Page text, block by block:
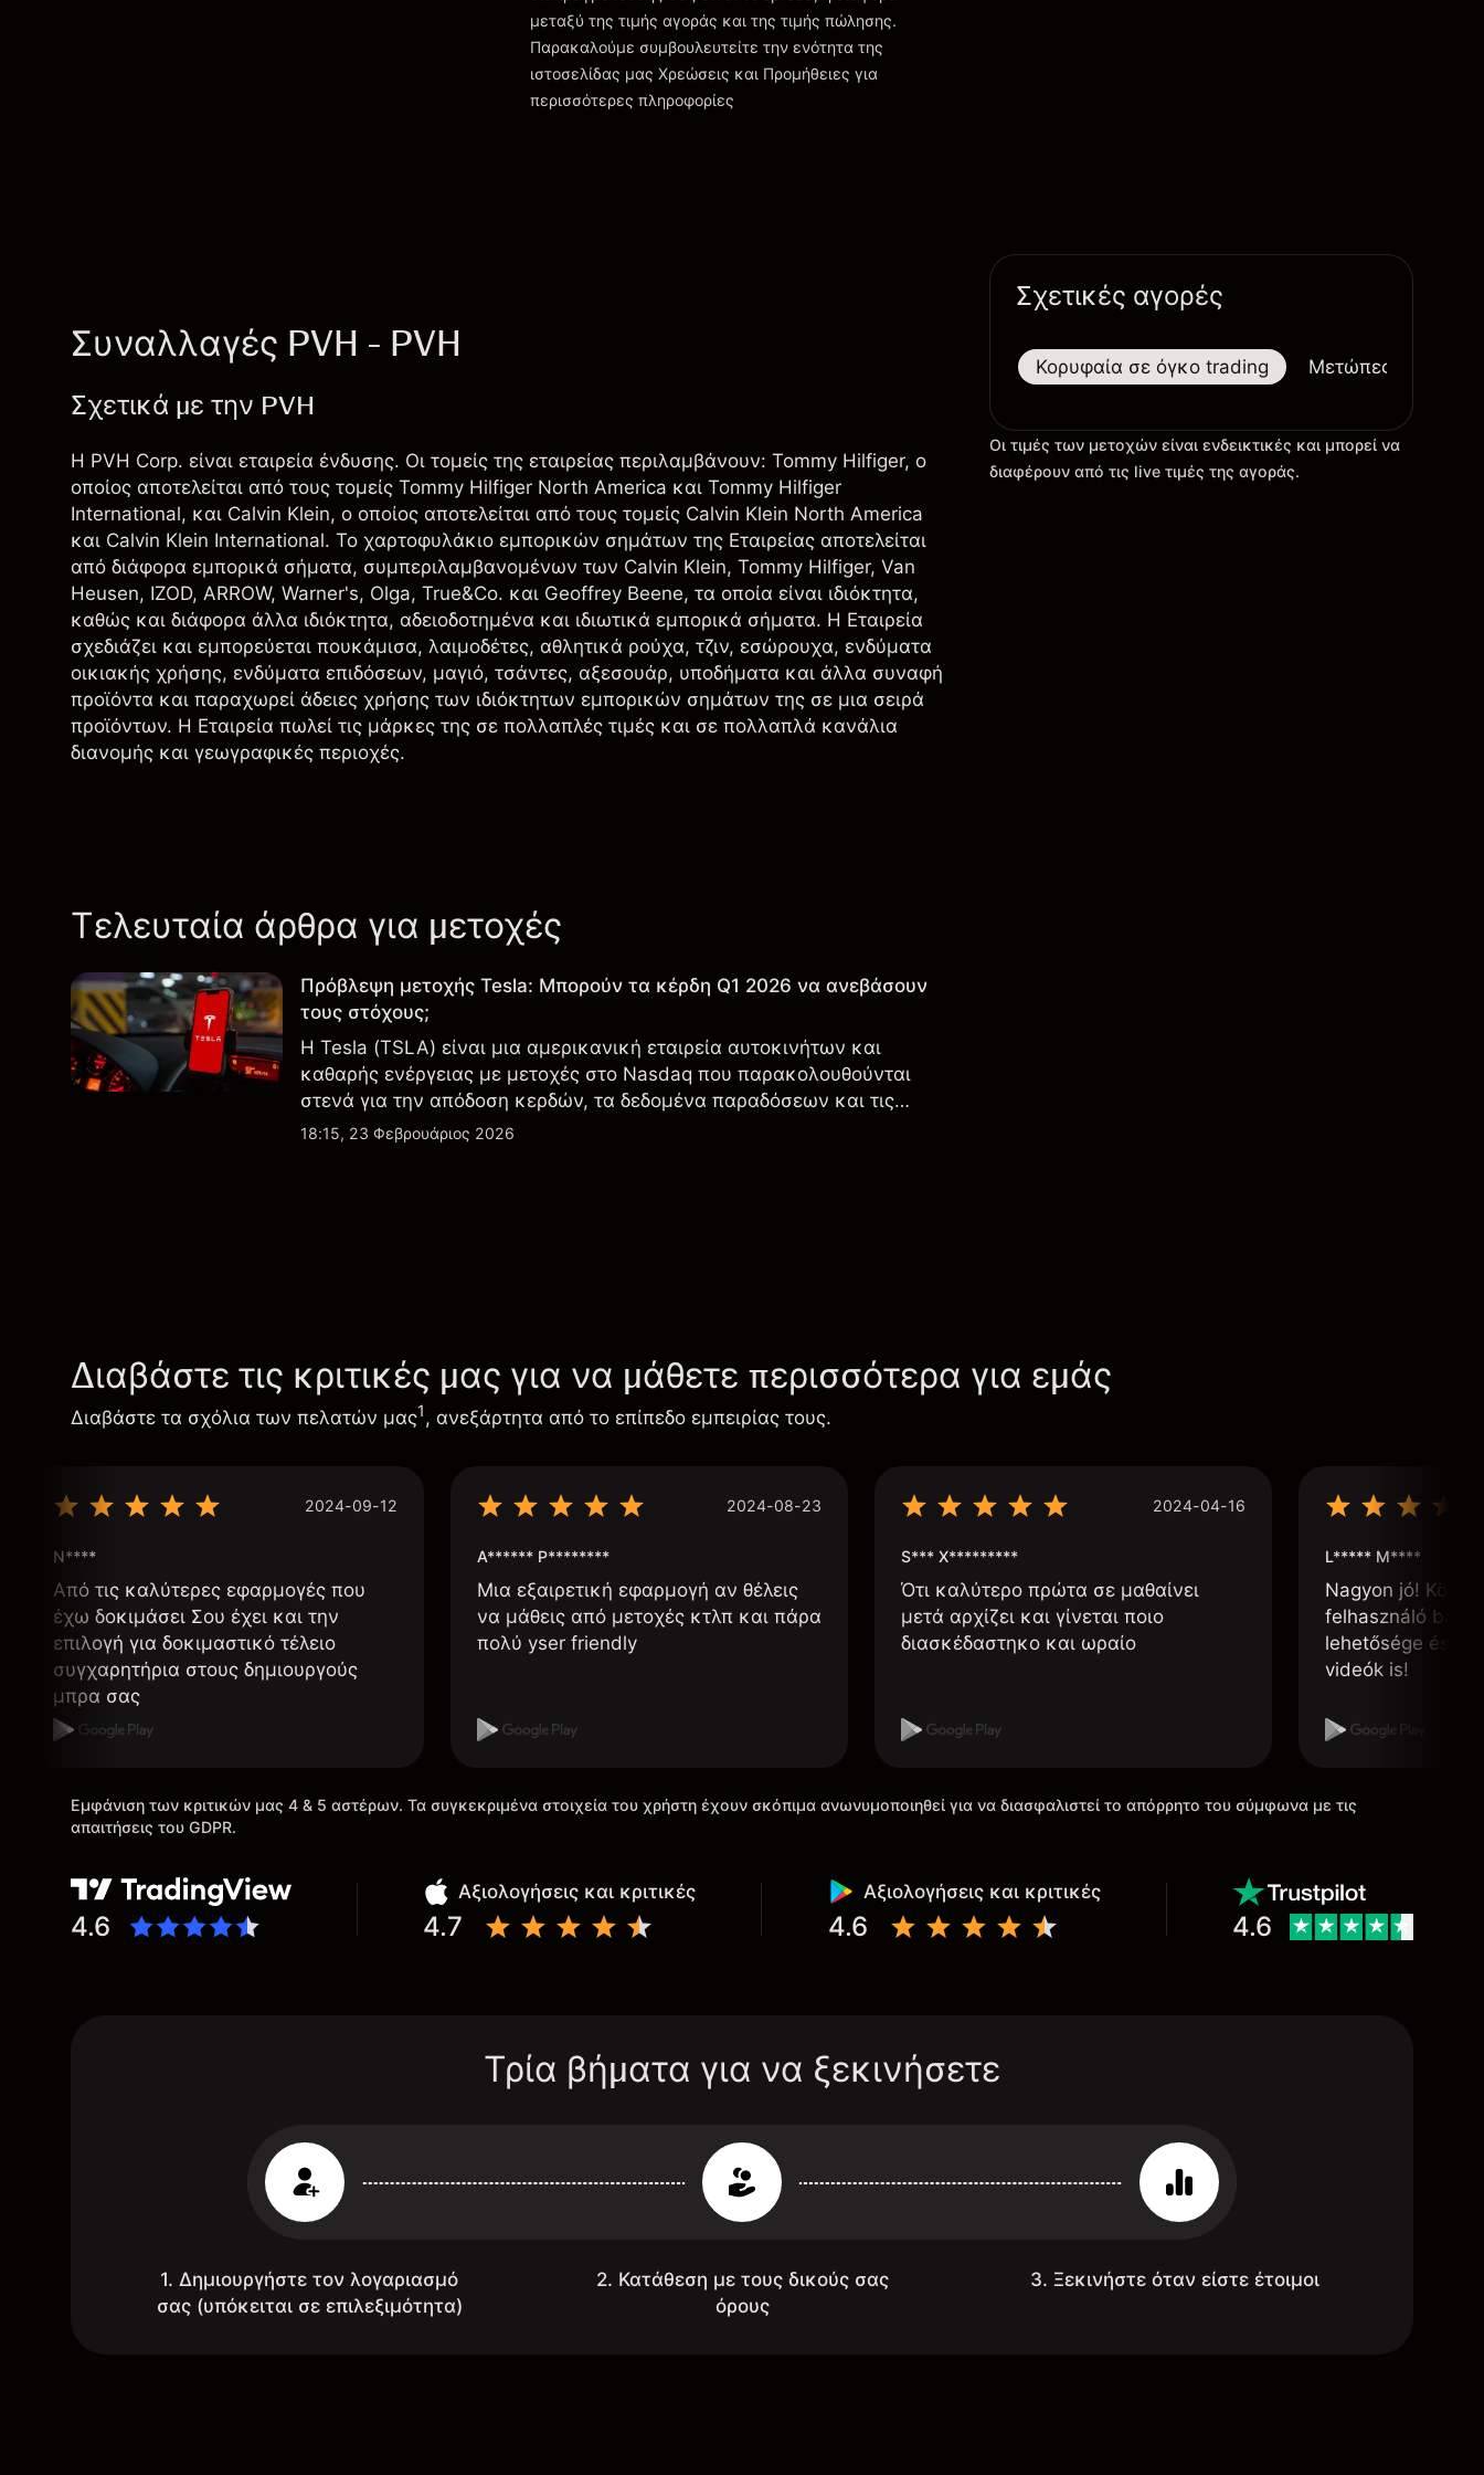
Χρεώσεις και Τέλη
μεταξύ της τιμής αγοράς και της τιμής πώλησης.
Παρακαλούμε συμβουλευτείτε την ενότητα της
ιστοσελίδας μας Χρεώσεις και Προμήθειες για
περισσότερες πληροφορίες
Συναλλαγές PVH - PVH
Σχετικά με την PVH
Η PVH Corp. είναι εταιρεία ένδυσης. Οι τομείς της εταιρείας περιλαμβάνουν: Tommy Hilfiger, ο
οποίος αποτελείται από τους τομείς Tommy Hilfiger North America και Tommy Hilfiger
International, και Calvin Klein, ο οποίος αποτελείται από τους τομείς Calvin Klein North America
και Calvin Klein International. Το χαρτοφυλάκιο εμπορικών σημάτων της Εταιρείας αποτελείται
από διάφορα εμπορικά σήματα, συμπεριλαμβανομένων των Calvin Klein, Tommy Hilfiger, Van
Heusen, IZOD, ARROW, Warner's, Olga, True&Co. και Geoffrey Beene, τα οποία είναι ιδιόκτητα,
καθώς και διάφορα άλλα ιδιόκτητα, αδειοδοτημένα και ιδιωτικά εμπορικά σήματα. Η Εταιρεία
σχεδιάζει και εμπορεύεται πουκάμισα, λαιμοδέτες, αθλητικά ρούχα, τζιν, εσώρουχα, ενδύματα
οικιακής χρήσης, ενδύματα επιδόσεων, μαγιό, τσάντες, αξεσουάρ, υποδήματα και άλλα συναφή
προϊόντα και παραχωρεί άδειες χρήσης των ιδιόκτητων εμπορικών σημάτων της σε μια σειρά
προϊόντων. Η Εταιρεία πωλεί τις μάρκες της σε πολλαπλές τιμές και σε πολλαπλά κανάλια
διανομής και γεωγραφικές περιοχές.
Τελευταία άρθρα για μετοχές
Πρόβλεψη μετοχής Tesla: Μπορούν τα κέρδη Q1 2026 να ανεβάσουν
τους στόχους;
Η Tesla (TSLA) είναι μια αμερικανική εταιρεία αυτοκινήτων και
καθαρής ενέργειας με μετοχές στο Nasdaq που παρακολουθούνται
στενά για την απόδοση κερδών, τα δεδομένα παραδόσεων και τις
εξελίξεις στην τεχνολογία και την παραγωγή.
18:15, 23 Φεβρουάριος 2026
Σχετικές αγορές
Κορυφαία σε όγκο trading Μετώπες
Οι τιμές των μετοχών είναι ενδεικτικές και μπορεί να
διαφέρουν από τις live τιμές της αγοράς.
Διαβάστε τις κριτικές μας για να μάθετε περισσότερα για εμάς
Διαβάστε τα σχόλια των πελατών μας1, ανεξάρτητα από το επίπεδο εμπειρίας τους.
2024-09-12
N****
Από τις καλύτερες εφαρμογές που
έχω δοκιμάσει Σου έχει και την
επιλογή για δοκιμαστικό τέλειο
συγχαρητήρια στους δημιουργούς
μπρα σας
2024-08-23
A****** P********
Μια εξαιρετική εφαρμογή αν θέλεις
να μάθεις από μετοχές κτλπ και πάρα
πολύ yser friendly
2024-04-16
S*** X*********
Ότι καλύτερο πρώτα σε μαθαίνει
μετά αρχίζει και γίνεται ποιο
διασκέδαστηκο και ωραίο
L***** M****
Nagyon jó!
felhasználó
lehetősége és,
videók is!
Εμφάνιση των κριτικών μας 4 & 5 αστέρων. Τα συγκεκριμένα στοιχεία του χρήστη έχουν σκόπιμα ανωνυμοποιηθεί για να διασφαλιστεί το απόρρητο του σύμφωνα με τις
απαιτήσεις του GDPR.
4.6
Αξιολογήσεις και κριτικές
4.7
Αξιολογήσεις και κριτικές
4.6 4.6
Τρία βήματα για να ξεκινήσετε
1. Δημιουργήστε τον λογαριασμό
σας (υπόκειται σε επιλεξιμότητα)
2. Κατάθεση με τους δικούς σας
όρους
3. Ξεκινήστε όταν είστε έτοιμοι